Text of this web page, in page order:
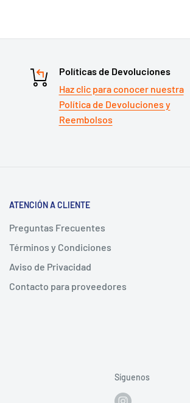
Políticas de Devoluciones
Haz clic para conocer nuestra
Política de Devoluciones y
Reembolsos
ATENCIÓN A CLIENTE
Preguntas Frecuentes
Términos y Condiciones
Aviso de Privacidad
Contacto para proveedores
Síguenos